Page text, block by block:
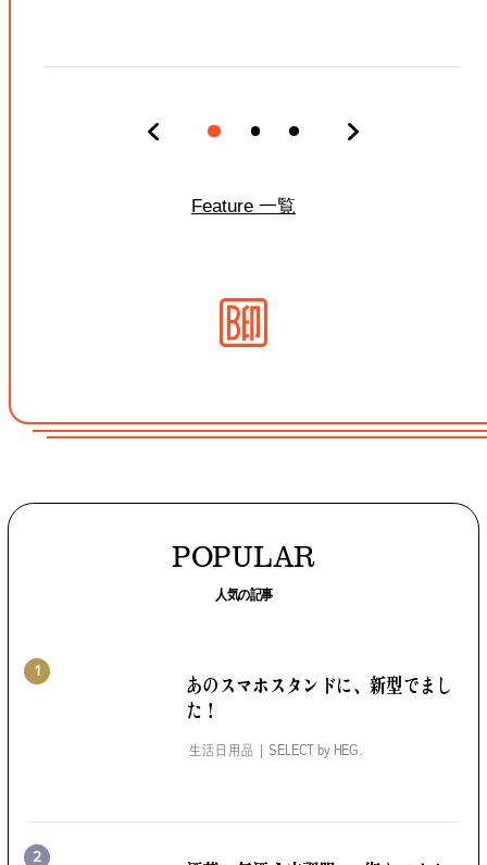
Feature 一覧
POPULAR
人気の記事
1 あのスマホスタンドに、新型でまし
た！
生活日用品 SELECT by HEG.
2